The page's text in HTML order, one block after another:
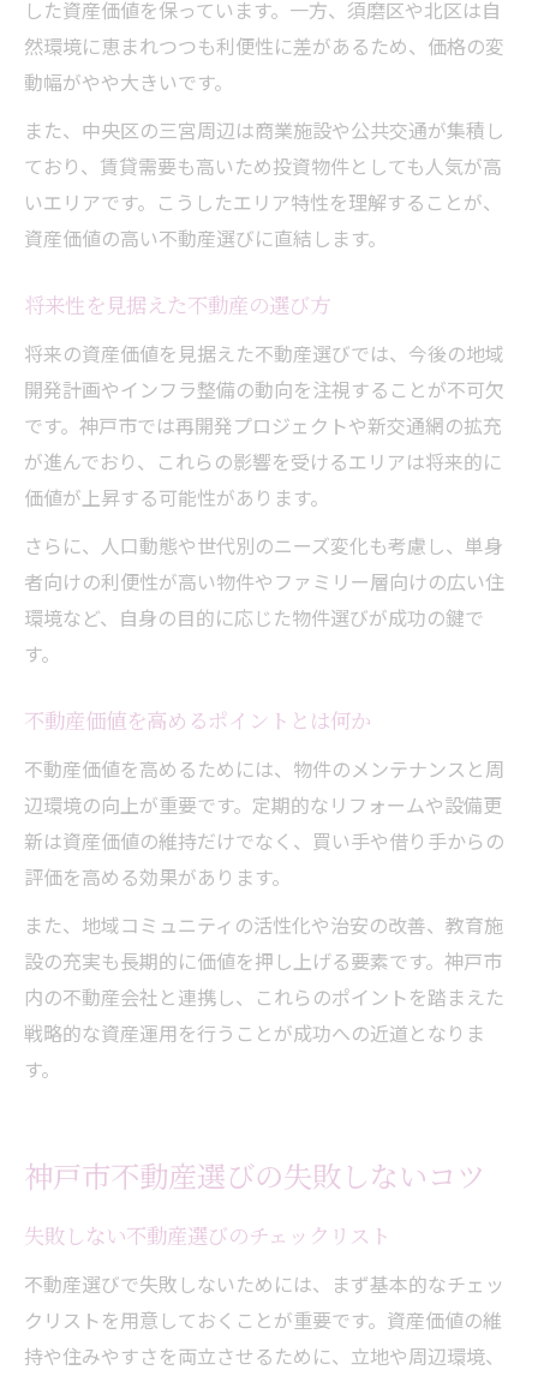
した資産価値を保っています。一方、須磨区や北区は自
然環境に恵まれつつも利便性に差があるため、価格の変
動幅がやや大きいです。
また、中央区の三宮周辺は商業施設や公共交通が集積し
ており、賃貸需要も高いため投資物件としても人気が高
いエリアです。こうしたエリア特性を理解することが、
資産価値の高い不動産選びに直結します。
将来性を見据えた不動産の選び方
将来の資産価値を見据えた不動産選びでは、今後の地域
開発計画やインフラ整備の動向を注視することが不可欠
です。神戸市では再開発プロジェクトや新交通網の拡充
が進んでおり、これらの影響を受けるエリアは将来的に
価値が上昇する可能性があります。
さらに、人口動態や世代別のニーズ変化も考慮し、単身
者向けの利便性が高い物件やファミリー層向けの広い住
環境など、自身の目的に応じた物件選びが成功の鍵で
す。
不動産価値を高めるポイントとは何か
不動産価値を高めるためには、物件のメンテナンスと周
辺環境の向上が重要です。定期的なリフォームや設備更
新は資産価値の維持だけでなく、買い手や借り手からの
評価を高める効果があります。
また、地域コミュニティの活性化や治安の改善、教育施
設の充実も長期的に価値を押し上げる要素です。神戸市
内の不動産会社と連携し、これらのポイントを踏まえた
戦略的な資産運用を行うことが成功への近道となりま
す。
神戸市不動産選びの失敗しないコツ
失敗しない不動産選びのチェックリスト
不動産選びで失敗しないためには、まず基本的なチェッ
クリストを用意しておくことが重要です。資産価値の維
持や住みやすさを両立させるために、立地や周辺環境、